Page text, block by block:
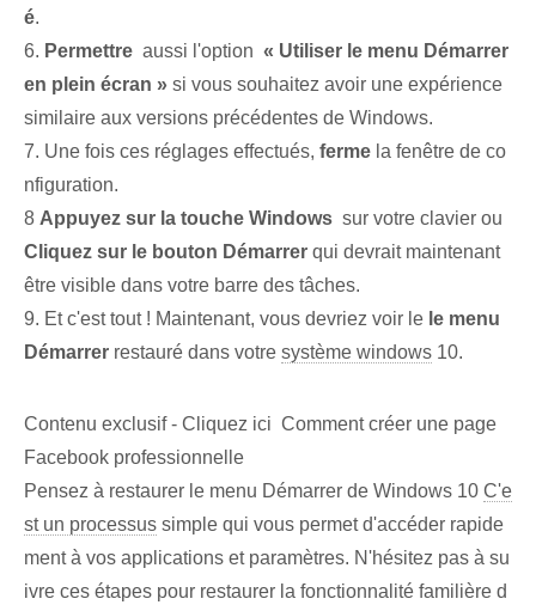
é.
6. Permettre ‌ aussi l'option ⁤ « Utiliser le menu Démarrer
en plein écran » si vous souhaitez ⁤avoir⁤ une ‌expérience
similaire aux versions précédentes de Windows.
7. Une fois ces réglages effectués, ferme la ⁤fenêtre de co
nfiguration.
8 Appuyez sur la touche Windows ‌ sur votre clavier ou
Cliquez sur le bouton Démarrer qui devrait maintenant
être visible dans votre barre des tâches.
9. Et c'est tout ! Maintenant, vous devriez voir le le menu
Démarrer restauré⁢ dans ⁣votre système windows 10.
Contenu exclusif - Cliquez ici Comment créer une page
Facebook professionnelle
Pensez à restaurer le menu Démarrer de Windows 10 C'e
st un processus simple‌ qui vous permet d'accéder rapide
ment à vos applications et paramètres. ‌N'hésitez pas⁢ à su
ivre ces étapes pour restaurer la fonctionnalité familière d